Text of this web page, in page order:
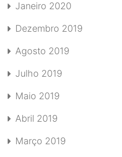
Janeiro 2020
Dezembro 2019
Agosto 2019
Julho 2019
Maio 2019
Abril 2019
Março 2019